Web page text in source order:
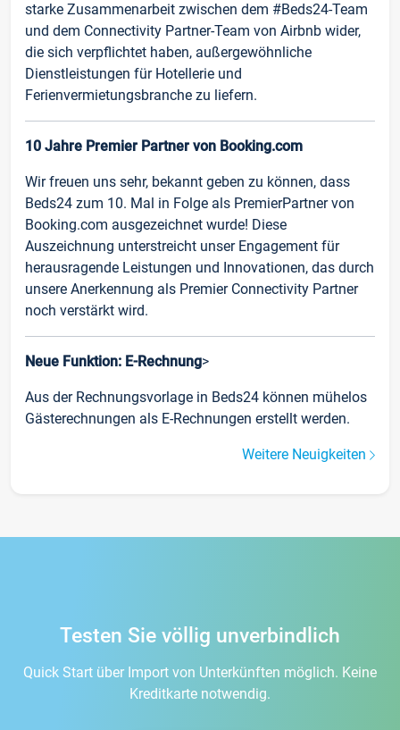
starke Zusammenarbeit zwischen dem #Beds24-Team
und dem Connectivity Partner-Team von Airbnb wider,
die sich verpflichtet haben, außergewöhnliche
Dienstleistungen für Hotellerie und
Ferienvermietungsbranche zu liefern.
10 Jahre Premier Partner von Booking.com
Wir freuen uns sehr, bekannt geben zu können, dass
Beds24 zum 10. Mal in Folge als PremierPartner von
Booking.com ausgezeichnet wurde! Diese
Auszeichnung unterstreicht unser Engagement für
herausragende Leistungen und Innovationen, das durch
unsere Anerkennung als Premier Connectivity Partner
noch verstärkt wird.
Neue Funktion: E-Rechnung>
Aus der Rechnungsvorlage in Beds24 können mühelos
Gästerechnungen als E-Rechnungen erstellt werden.
Weitere Neuigkeiten
Testen Sie völlig unverbindlich
Quick Start über Import von Unterkünften möglich. Keine
Kreditkarte notwendig.